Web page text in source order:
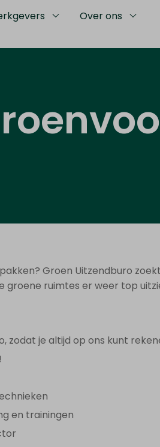
Over ons
Groen Uitzendburo
ruimtes er weer top
zodat je altijd op ons kunt
en trainingen